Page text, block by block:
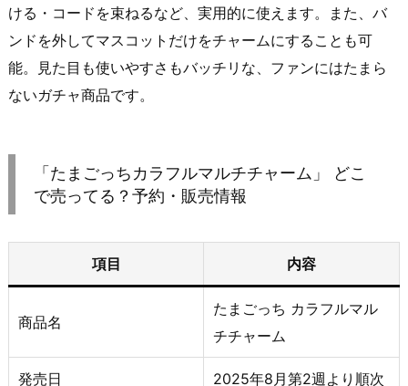
ける・コードを束ねるなど、実用的に使えます。また、バ
ンドを外してマスコットだけをチャームにすることも可
能。見た目も使いやすさもバッチリな、ファンにはたまら
ないガチャ商品です。
「たまごっちカラフルマルチチャーム」 どこ
で売ってる？予約・販売情報
項目 内容
商品名
たまごっち カラフルマル
チチャーム
発売日 2025年8月第2週より順次